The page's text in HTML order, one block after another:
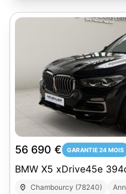
56 690 € GARANTIE 24 MOIS
BMW X5 xDrive45e
Chambourcy (78240)